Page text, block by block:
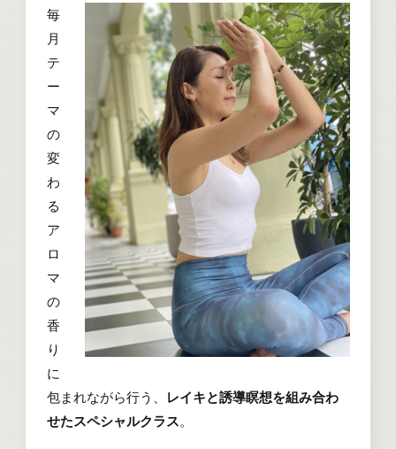
毎
月
テ
ー
マ
の
変
わ
る
ア
ロ
マ
の
香
り
に
包まれながら行う、
レイキと誘導瞑想を組み合わ
せたスペシャルクラス。